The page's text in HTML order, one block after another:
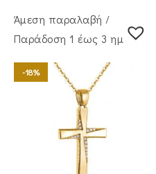
Άμεση παραλαβή /
Παράδoση 1 έως 3 ημέρες
-18%